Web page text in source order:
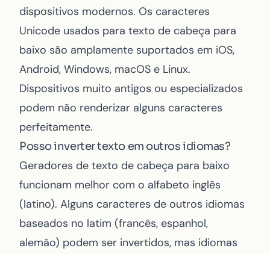
dispositivos modernos. Os caracteres
Unicode usados para texto de cabeça para
baixo são amplamente suportados em iOS,
Android, Windows, macOS e Linux.
Dispositivos muito antigos ou especializados
podem não renderizar alguns caracteres
perfeitamente.
Posso inverter texto em outros idiomas?
Geradores de texto de cabeça para baixo
funcionam melhor com o alfabeto inglês
(latino). Alguns caracteres de outros idiomas
baseados no latim (francês, espanhol,
alemão) podem ser invertidos, mas idiomas